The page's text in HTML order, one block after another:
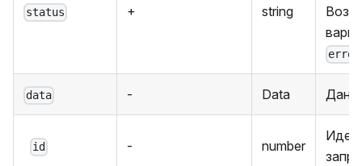
status + string
error
data - Data
id - number